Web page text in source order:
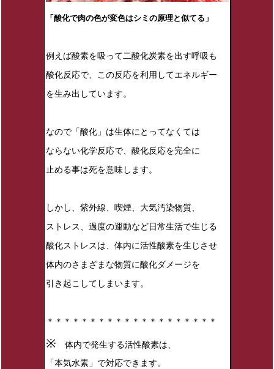
「酸化で肉の色が変色はシミの原理と似てる」
例えば酸素を吸って二酸化炭素を出す呼吸も
酸化反応で、この反応を利用してエネルギー
を生み出しています。
なので「酸化」は生体にとってなくては
ならない化学反応で、酸化反応を完全に
止める事は死を意味します。
しかし、紫外線、喫煙、大気汚染物質、
ストレス、過度の運動など日常生活で生じる
酸化ストレスは、体内に活性酸素を生じさせ
体内のさまざまな物質に酸化ダメージを
引き起こしてしまいます。
＊＊＊＊＊＊＊＊＊＊＊＊＊＊＊＊＊＊＊＊
※ 体内で発生する活性酸素は、
「本気水素」で対応できます。